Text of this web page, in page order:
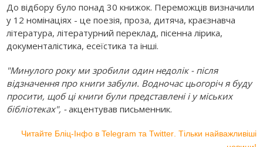
До відбору було понад 30 книжок. Переможців визначили
у 12 номінаціях - це поезія, проза, дитяча, краєзнавча
література, літературний переклад, пісенна лірика,
документалістика, есеїстика та інші.
"Минулого року ми зробили один недолік - після
відзначення про книги забули. Водночас цьогоріч я буду
просити, щоб ці книги були представлені і у міських
бібліотеках", -акцентував письменник.
Читайте Бліц-Інфо в Telegram та Twitter. Тільки найважливіші